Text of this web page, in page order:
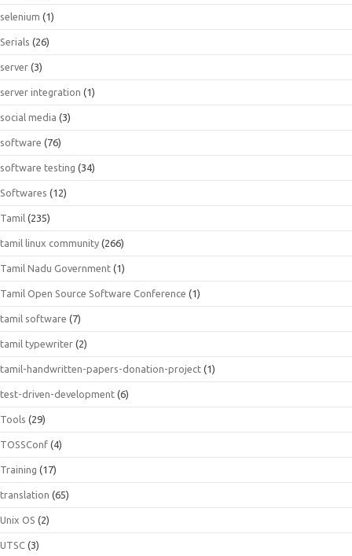
selenium (1)
Serials (26)
server (3)
server integration (1)
social media (3)
software (76)
software testing (34)
Softwares (12)
Tamil (235)
tamil linux community (266)
Tamil Nadu Government (1)
Tamil Open Source Software Conference (1)
tamil software (7)
tamil typewriter (2)
tamil-handwritten-papers-donation-project (1)
test-driven-development (6)
Tools (29)
TOSSConf (4)
Training (17)
translation (65)
Unix OS (2)
UTSC (3)